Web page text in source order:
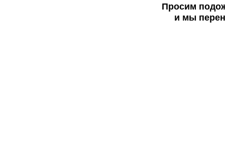
Просим
и мы